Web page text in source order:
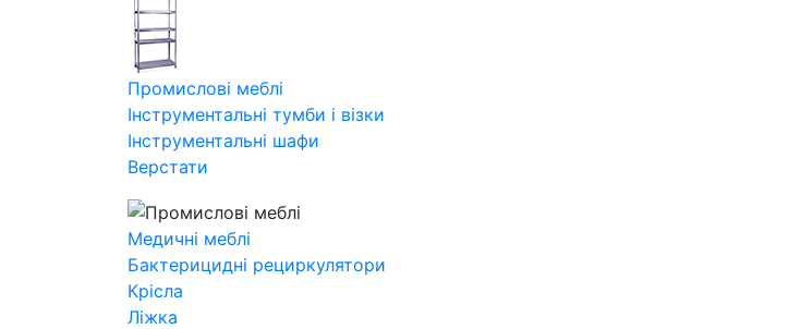
Промислові меблі
Інструментальні тумби і візки
Інструментальні шафи
Верстати
Медичні меблі
Бактерицидні рециркулятори
Крісла
Ліжка